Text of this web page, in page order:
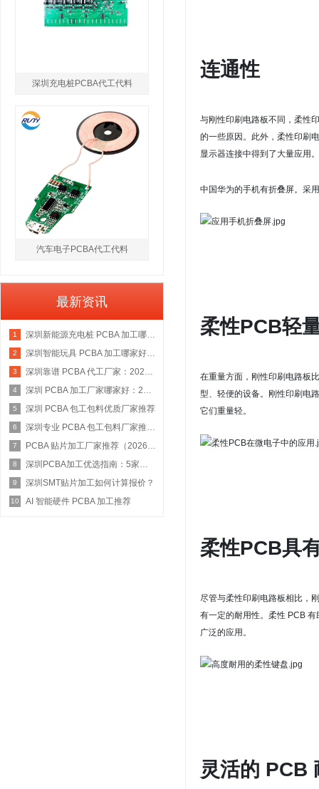
连通性
与刚性印刷电路板不同，柔性
的一些原因。 此外，柔性印刷
显示器连接中得到了大量应用。
中国华为的手机有折叠屏。 采
柔性PCB轻
在重量方面，刚性印刷电路板
型、轻便的设备。 刚性印刷电
它们重量轻。
柔性PCB具
尽管与柔性印刷电路板相比，
有一定的耐用性。 柔性 PCB 有
广泛的应用。
灵活的 PCB
深圳充电桩PCBA代工代料
汽车电子PCBA代工代料
最新资讯
1 深圳新能源充电桩 PCBA 加工哪家好：2026 权威选型指南
2 深圳智能玩具 PCBA 加工哪家好：2026 权威选型指南
3 深圳靠谱 PCBA 代工厂家：2026 年权威选型指南
4 深圳 PCBA 加工厂家哪家好：2026 权威选型指南
5 深圳 PCBA 包工包料优质厂家推荐
6 深圳专业 PCBA 包工包料厂家推荐：2026 年权威选型指南
7 PCBA 贴片加工厂家推荐（2026 权威指南）
8 深圳PCBA加工优选指南：5家具备IATF 16949资质的源头工厂深度盘点
9 深圳SMT贴片加工如何计算报价？
10 AI 智能硬件 PCBA 加工推荐